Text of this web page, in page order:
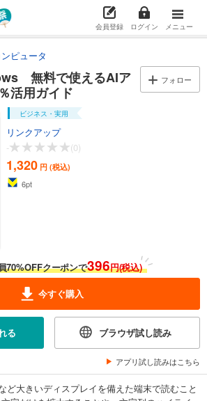
会員登録 ログイン メニュー
ピュータ
無料で使えるAIア
活用ガイド
フォロー
ビジネス・実用
リンクアップ
-
(0)
1,320 円 (税込)
6pt
70%OFFクーポンで396円(税込)
今すぐ購入
る ブラウザ試し読み
アプリ試し読みはこちら
ど大きいディスプレイを備えた端末で読むこと